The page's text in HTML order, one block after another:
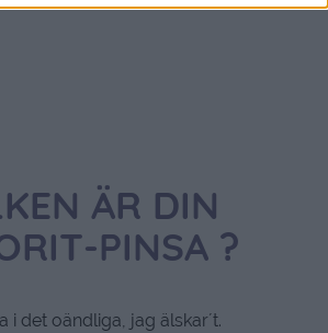
ÄR DIN
PINSA ?
i det oändliga, jag älskar´t.